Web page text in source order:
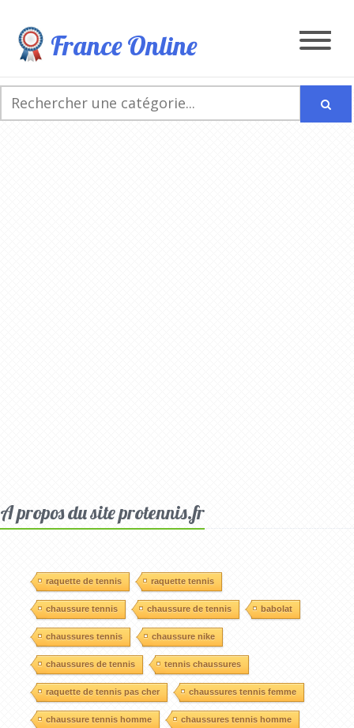
France Online
A propos du site protennis.fr
raquette de tennis raquette tennis
chaussure tennis chaussure de tennis babolat
chaussures tennis chaussure nike
chaussures de tennis tennis chaussures
raquette de tennis pas cher chaussures tennis femme
chaussure tennis homme chaussures tennis homme